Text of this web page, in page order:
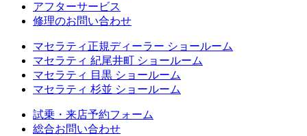
アフターサービス
修理のお問い合わせ
マセラティ正規ディーラー ショールーム
マセラティ 紀尾井町 ショールーム
マセラティ 目黒 ショールーム
マセラティ 杉並 ショールーム
試乗・来店予約フォーム
総合お問い合わせ